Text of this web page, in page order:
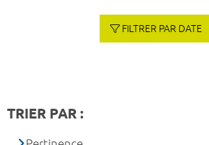
FILTRER PAR DATE
TRIER PAR :